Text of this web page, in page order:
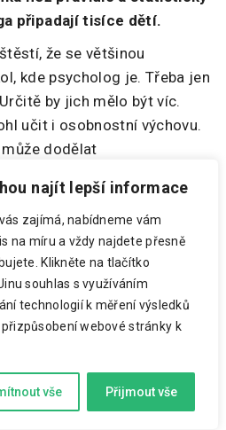
najít lepší informace
zajímá, nabídneme vám
na míru a vždy najdete přesně
Klikněte na tlačítko
souhlas s využíváním
technologií k měření výsledků
webové stránky k
vše Přijmout vše
připadají tisíce dětí.
že se většinou
kde psycholog je. Třeba jen
by jich mělo být víc.
učit i osobnostní výchovu.
dodělat
se starají pozice jako školní
nebo dětský
profese nemíchal, pokud
nevzdělá v obojím.
práci by se hodil i školní
proč je sociálně osobnostní
řekl?
život jak